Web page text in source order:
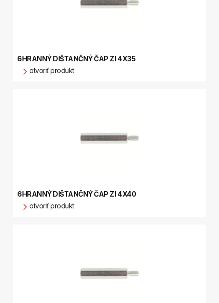
6HRANNÝ DIŠTANČNÝ ČAP ZI 4X35
otvoriť produkt
6HRANNÝ DIŠTANČNÝ ČAP ZI 4X40
otvoriť produkt